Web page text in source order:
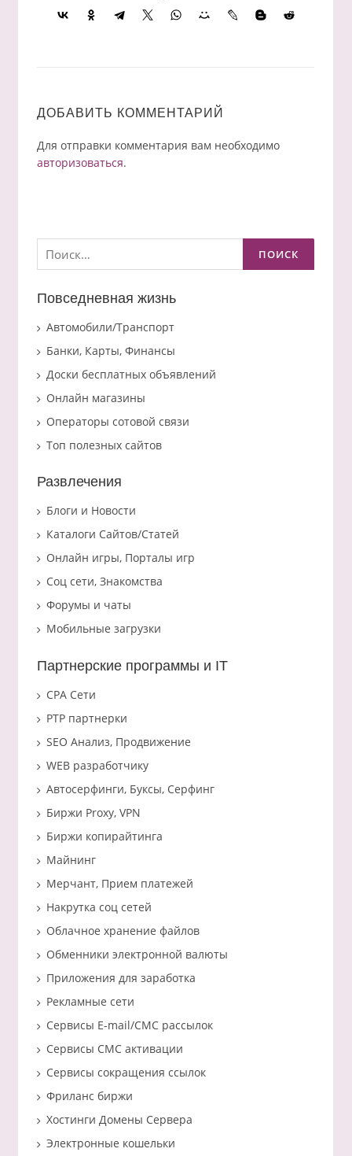
ДОБАВИТЬ КОММЕНТАРИЙ
Для отправки комментария вам необходимо
авторизоваться.
Найти:
Повседневная жизнь
Автомобили/Транспорт
Банки, Карты, Финансы
Доски бесплатных объявлений
Онлайн магазины
Операторы сотовой связи
Топ полезных сайтов
Развлечения
Блоги и Новости
Каталоги Сайтов/Статей
Онлайн игры, Порталы игр
Соц сети, Знакомства
Форумы и чаты
Мобильные загрузки
Партнерские программы и IT
CPA Сети
PTP партнерки
SEO Анализ, Продвижение
WEB разработчику
Автосерфинги, Буксы, Серфинг
Биржи Proxy, VPN
Биржи копирайтинга
Майнинг
Мерчант, Прием платежей
Накрутка соц сетей
Облачное хранение файлов
Обменники электронной валюты
Приложения для заработка
Рекламные сети
Сервисы E-mail/СМС рассылок
Сервисы СМС активации
Сервисы сокращения ссылок
Фриланс биржи
Хостинги Домены Сервера
Электронные кошельки